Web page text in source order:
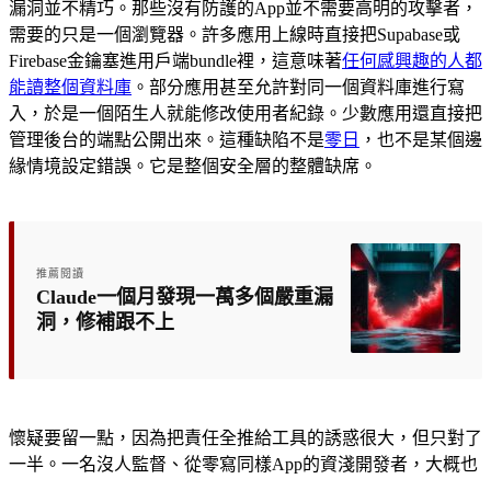
漏洞並不精巧。那些沒有防護的App並不需要高明的攻擊者，
需要的只是一個瀏覽器。許多應用上線時直接把Supabase或
Firebase金鑰塞進用戶端bundle裡，這意味著任何感興趣的人都
能讀整個資料庫 。部分應用甚至允許對同一個資料庫進行寫
入，於是一個陌生人就能修改使用者紀錄。少數應用還直接把
管理後台的端點公開出來。這種缺陷不是零日 ，也不是某個邊
緣情境設定錯誤。它是整個安全層的整體缺席。
推薦閱讀
Claude一個月發現一萬多個嚴重漏
洞，修補跟不上
懷疑要留一點，因為把責任全推給工具的誘惑很大，但只對了
一半。一名沒人監督、從零寫同樣App的資淺開發者，大概也